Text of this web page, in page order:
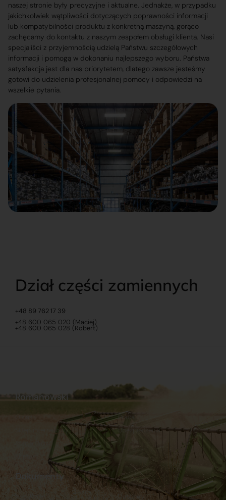
naszej stronie były precyzyjne i aktualne. Jednakże, w przypadku
jakichkolwiek wątpliwości dotyczących poprawności informacji
lub kompatybilności produktu z konkretną maszyną, gorąco
zachęcamy do kontaktu z naszym zespołem obsługi klienta. Nasi
specjaliści z przyjemnością udzielą Państwu szczegółowych
informacji i pomogą w dokonaniu najlepszego wyboru. Państwa
satysfakcja jest dla nas priorytetem, dlatego zawsze jesteśmy
gotowi do udzielenia profesjonalnej pomocy i odpowiedzi na
wszelkie pytania.
Dział części zamiennych
+48 89 762 17 39
+48 600 065 020 (Maciej)
+48 600 065 028 (Robert)
Dokumenty
Regulamin Dostawy
Romanowski
Sklep internetowy
Praca
Ubezpieczenia